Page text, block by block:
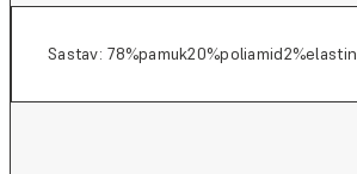
Sastav: 78%pamuk20%poliamid2%elastin